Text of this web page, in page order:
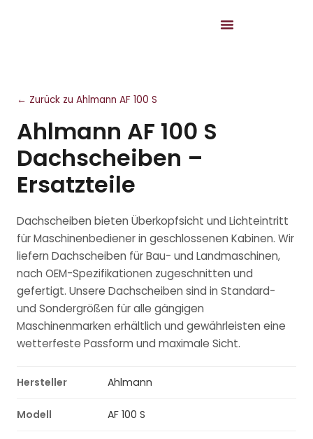
← Zurück zu Ahlmann AF 100 S
Ahlmann AF 100 S
Dachscheiben –
Ersatzteile
Dachscheiben bieten Überkopfsicht und Lichteintritt
für Maschinenbediener in geschlossenen Kabinen. Wir
liefern Dachscheiben für Bau- und Landmaschinen,
nach OEM-Spezifikationen zugeschnitten und
gefertigt. Unsere Dachscheiben sind in Standard-
und Sondergrößen für alle gängigen
Maschinenmarken erhältlich und gewährleisten eine
wetterfeste Passform und maximale Sicht.
Hersteller Ahlmann
Modell AF 100 S